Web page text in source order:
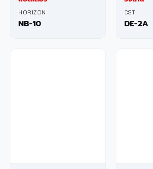
HORIZON
NB-10
CST
DE-2A